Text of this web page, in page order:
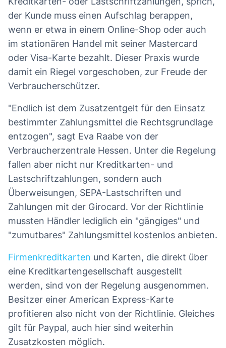
der Kunde muss einen Aufschlag berappen,
wenn er etwa in einem Online-Shop oder auch
im stationären Handel mit seiner Mastercard
oder Visa-Karte bezahlt. Dieser Praxis wurde
damit ein Riegel vorgeschoben, zur Freude der
Verbraucherschützer.
"Endlich ist dem Zusatzentgelt für den Einsatz
bestimmter Zahlungsmittel die Rechtsgrundlage
entzogen", sagt Eva Raabe von der
Verbraucherzentrale Hessen. Unter die Regelung
fallen aber nicht nur Kreditkarten- und
Lastschriftzahlungen, sondern auch
Überweisungen, SEPA-Lastschriften und
Zahlungen mit der Girocard. Vor der Richtlinie
mussten Händler lediglich ein "gängiges" und
"zumutbares" Zahlungsmittel kostenlos anbieten.
Firmenkreditkarten und Karten, die direkt über
eine Kreditkartengesellschaft ausgestellt
werden, sind von der Regelung ausgenommen.
Besitzer einer American Express-Karte
profitieren also nicht von der Richtlinie. Gleiches
gilt für Paypal, auch hier sind weiterhin
Zusatzkosten möglich.